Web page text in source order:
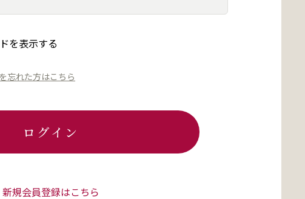
を表示する
忘れた方はこちら
ログイン
新規会員登録はこちら